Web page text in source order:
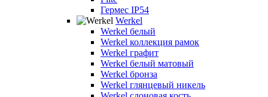
Гермес IP54
Werkel
Werkel белый
Werkel коллекция рамок
Werkel графит
Werkel белый матовый
Werkel бронза
Werkel глянцевый никель